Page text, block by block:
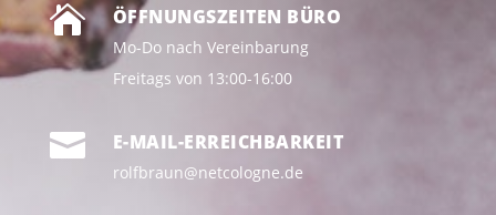
 ÖFFNUNGSZEITEN BÜRO
Mo-Do nach Vereinbarung
Freitags von 13:00-16:00
 E-MAIL-ERREICHBARKEIT
rolfbraun@netcologne.de